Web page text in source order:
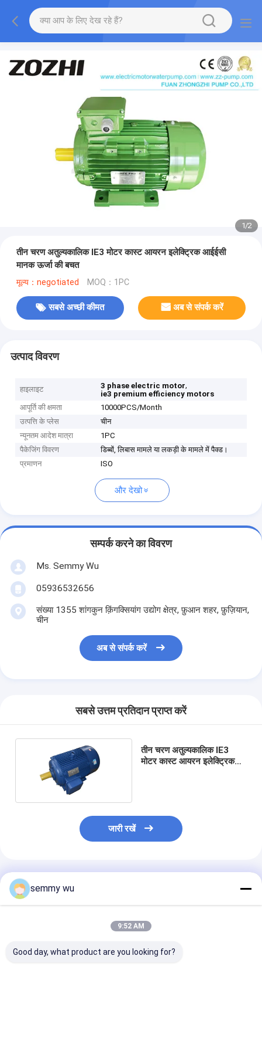
1/2
तीन चरण अतुल्यकालिक IE3 मोटर कास्ट आयरन इलेक्ट्रिक आईईसी
मानक ऊर्जा की बचत
मूल्य：negotiated MOQ：1PC
सबसे अच्छी कीमत अब से संपर्क करें
उत्पाद विवरण
हाइलाइट 3 phase electric motor,
ie3 premium efficiency motors
आपूर्ति की क्षमता
10000PCS/Month
उत्पत्ति के प्लेस
चीन
न्यूनतम आदेश मात्रा
1PC
पैकेजिंग विवरण
डिब्बों, लिबास मामले या लकड़ी के मामले में पैक्ड।
प्रमाणन
ISO
और देखो
सम्पर्क करने का विवरण
Ms. Semmy Wu
05936532656
संख्या 1355 शांगकुन क़िंगक्सियांग उद्योग क्षेत्र, फ़ुआन शहर, फ़ुज़ियान,
चीन
अब से संपर्क करें
सबसे उत्तम प्रतिदान प्राप्त करें
तीन चरण अतुल्यकालिक IE3
मोटर कास्ट आयरन इलेक्ट्रिक
जारी रखें
अनुशंसित उत्पाद
semmy wu
9:52 AM
Good day, what product are you looking for?